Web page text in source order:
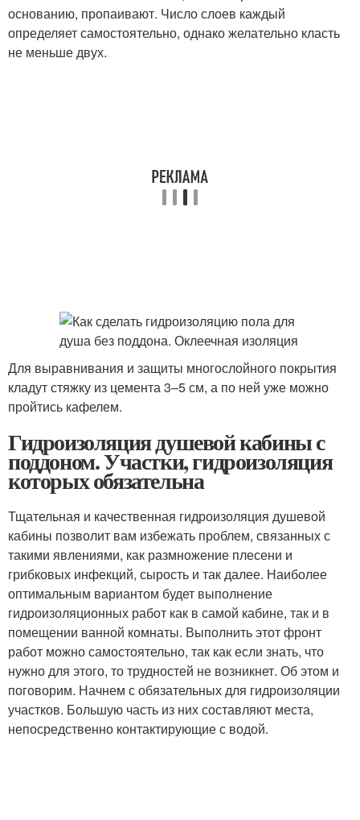
основанию, пропаивают. Число слоев каждый
определяет самостоятельно, однако желательно класть
не меньше двух.
Для выравнивания и защиты многослойного покрытия
кладут стяжку из цемента 3–5 см, а по ней уже можно
пройтись кафелем.
Гидроизоляция душевой кабины с
поддоном. Участки, гидроизоляция
которых обязательна
Тщательная и качественная гидроизоляция душевой
кабины позволит вам избежать проблем, связанных с
такими явлениями, как размножение плесени и
грибковых инфекций, сырость и так далее. Наиболее
оптимальным вариантом будет выполнение
гидроизоляционных работ как в самой кабине, так и в
помещении ванной комнаты. Выполнить этот фронт
работ можно самостоятельно, так как если знать, что
нужно для этого, то трудностей не возникнет. Об этом и
поговорим. Начнем с обязательных для гидроизоляции
участков. Большую часть из них составляют места,
непосредственно контактирующие с водой.